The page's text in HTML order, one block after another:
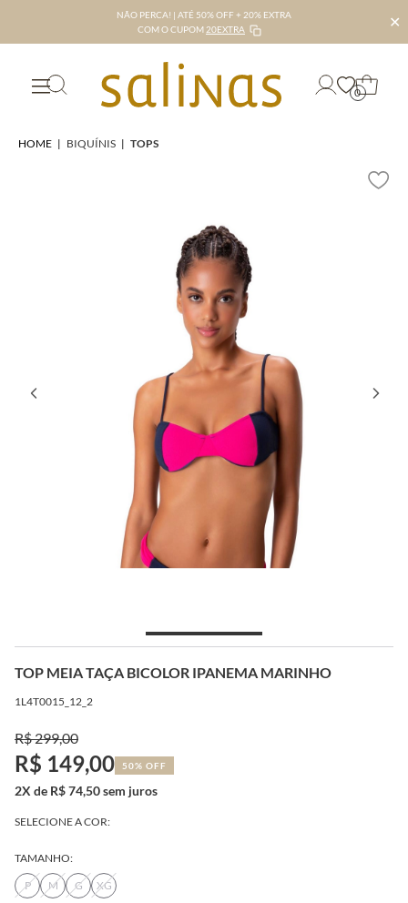
NÃO PERCA! | ATÉ 50% OFF + 20% EXTRA
COM O CUPOM 20EXTRA ✕
0
HOME | BIQUÍNIS | TOPS
TOP MEIA TAÇA BICOLOR IPANEMA MARINHO
1L4T0015_12_2
R$ 299,00
R$ 149,00 50% OFF
2X de R$ 74,50 sem juros
SELECIONE A COR:
TAMANHO:
P
M G XG